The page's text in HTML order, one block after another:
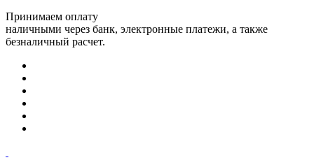
Принимаем оплату
наличными через банк, электронные платежи, а также
безналичный расчет.